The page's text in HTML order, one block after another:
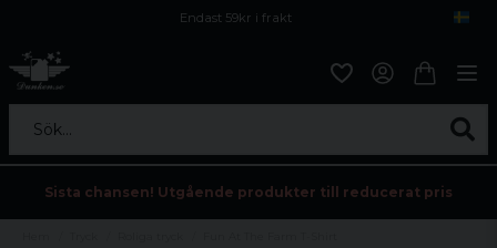
Endast 59kr i frakt
Sök...
Sista chansen! Utgående produkter till reducerat pris